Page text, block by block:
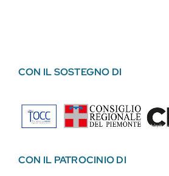
CON IL SOSTEGNO DI
CON IL PATROCINIO DI